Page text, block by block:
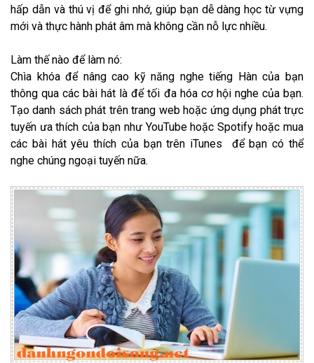
hấp dẫn và thú vị để ghi nhớ, giúp bạn dễ dàng học từ vựng
mới và thực hành phát âm mà không cần nỗ lực nhiều.
Làm thế nào để làm nó:
Chìa khóa để nâng cao kỹ năng nghe tiếng Hàn của bạn
thông qua các bài hát là để tối đa hóa cơ hội nghe của bạn.
Tạo danh sách phát trên trang web hoặc ứng dụng phát trực
tuyến ưa thích của bạn như YouTube hoặc Spotify hoặc mua
các bài hát yêu thích của bạn trên iTunes để bạn có thể
nghe chúng ngoại tuyến nữa.